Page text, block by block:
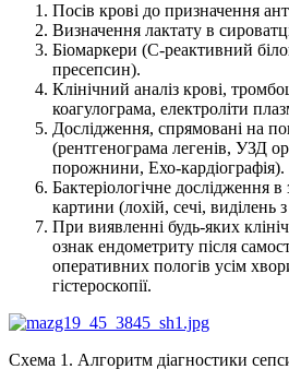
Посів крові до призначення
Визначення лактату в
Біомаркери (С-реактивний
пресепсин).
Клінічний аналіз крові,
коагулограма, електроліти
Дослідження, спрямовані на
(рентгенограма легенів, УЗД
порожнини, Ехо-кардіографія).
Бактеріологічне дослідження в
картини (лохій, сечі, виділень
При виявленні будь-яких
ознак ендометриту після
оперативних пологів усім
гістероскопії.
Схема 1. Алгоритм діагностики